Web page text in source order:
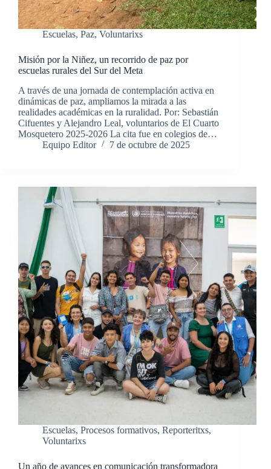
Escuelas, Paz, Voluntarixs
Misión por la Niñez, un recorrido de paz por
escuelas rurales del Sur del Meta
A través de una jornada de contemplación activa en
dinámicas de paz, ampliamos la mirada a las
realidades académicas en la ruralidad. Por: Sebastián
Cifuentes y Alejandro Leal, voluntarios de El Cuarto
Mosquetero 2025-2026 La cita fue en colegios de…
Equipo Editor
7 de octubre de 2025
Escuelas, Procesos formativos, Reporteritxs,
Voluntarixs
Un año de avances en comunicación transformadora